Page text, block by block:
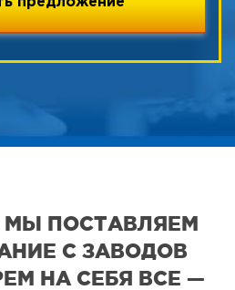
МЫ ПОСТАВЛЯЕМ
С ЗАВОДОВ
НА СЕБЯ ВСЕ —